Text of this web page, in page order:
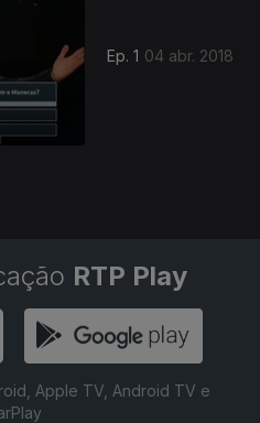
Ep. 1 04 abr. 2018
RTP Play
Apple TV, Android TV e